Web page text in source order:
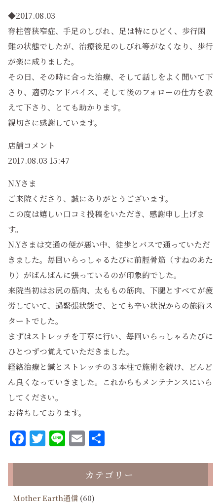
◆2017.08.03
脊柱管狭窄症、手足のしびれ、足は特にひどく、歩行困
難の状態でしたが、治療後足のしびれ等がなくなり、歩行
が楽に成りました。
その日、その時に合った治療、そして話しをよく聞いて下
さり、適切なアドバイス、そして後のフォローの仕方を教
えて下さり、とても助かります。
親切さに感謝しています。
店舗コメント
2017.08.03 15:47
N.Yさま
ご来院くださり、誠にありがとうございます。
この度は嬉しい口コミ投稿をいただき、感謝申し上げま
す。
N.Yさまは交通の便が悪い中、徒歩とバスで通っていただ
きました。毎回いらっしゃるたびに前脛骨筋（すねのあた
り）がぱんぱんに張っているのが印象的でした。
来院当初はお尻の筋肉、太ももの筋肉、下腿とすべてが疲
労していて、過緊張状態で、とても辛い状況からの施術ス
タートでした。
まずはストレッチを丁寧に行い、毎回いらっしゃるたびに
ひとつずつ覚えていただきました。
経絡治療と鍼とストレッチの３本柱で施術を続け、どんど
ん良くなっていきました。これからもメンテナンスにいら
してください。
お待ちしております。
Facebook
Twitter
LineEmail
カテゴリー
Mother Earth通信 (60)